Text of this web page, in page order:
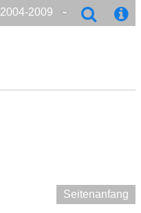
2004-2009
Seitenanfang